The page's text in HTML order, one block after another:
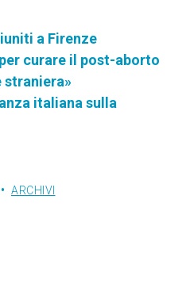
a Firenze
curare il post-aborto
straniera»
italiana sulla
ARCHIVI